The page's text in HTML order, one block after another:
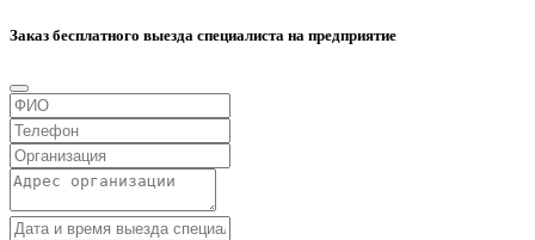
Заказ бесплатного выезда специалиста на предприятие